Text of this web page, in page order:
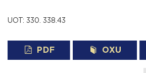
UOT: 330. 338.43
PDF OXU